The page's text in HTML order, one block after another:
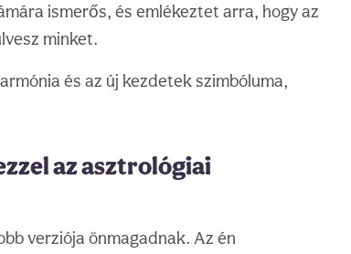
ismerős, és emlékeztet arra, hogy az
minket.
és az új kezdetek szimbóluma,
az asztrológiai
verziója önmagadnak. Az én